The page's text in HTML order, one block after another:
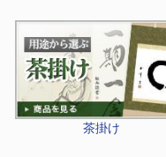
茶掛け